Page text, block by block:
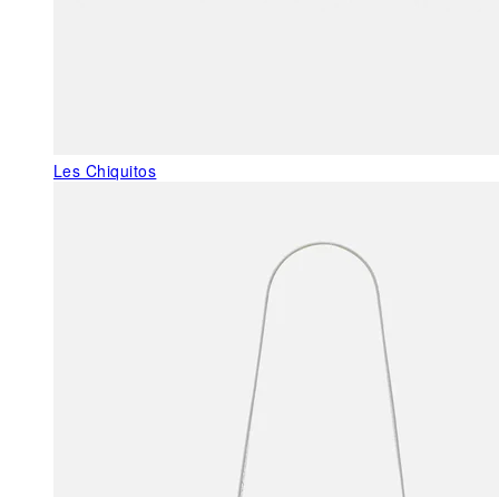
Les Chiquitos